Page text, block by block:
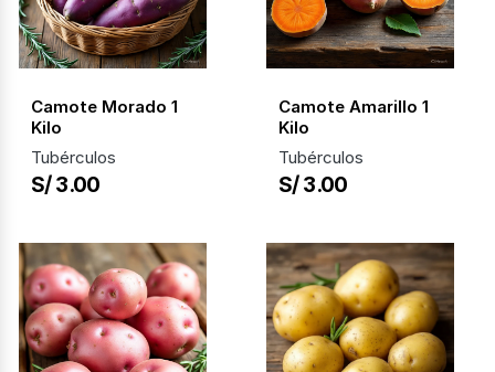
Camote Morado 1
Kilo
Tubérculos
S/ 3.00
Camote Amarillo 1
Kilo
Tubérculos
S/ 3.00